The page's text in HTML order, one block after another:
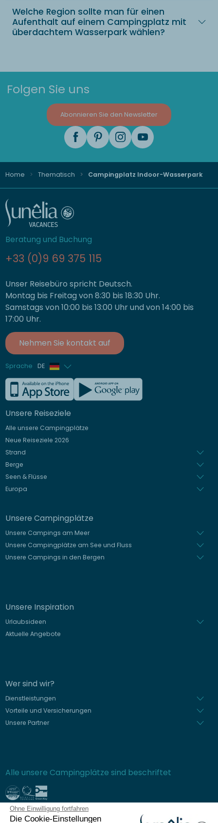
Ohne Einwilligung fortfahren
Die Cookie-Einstellungen
Welche Region sollte man für einen
Aufenthalt auf einem Campingplatz mit
überdachtem Wasserpark wählen?
Folgen Sie uns
Abonnieren Sie den Newsletter
Home Thematisch Campingplatz Indoor-Wasserpark
Beratung und Buchung
+33 (0)9 69 375 115
Unser Reisebüro spricht Deutsch.
Montag bis Freitag von 8:30 bis 18:30 Uhr.
Samstags von 10:00 bis 13:00 Uhr und von 14:00 bis
17:00 Uhr.
Nehmen Sie kontakt auf
Sprache DE
Französisch
Englisch
Italienisch
Spanisch
Unsere Reiseziele
Alle unsere Campingplätze
Neue Reiseziele 2026
Strand
Berge
Seen & Flüsse
Europa
Unsere Campingplätze
Unsere Campings am Meer
Unsere Campingplätze am See und Fluss
Unsere Campings in den Bergen
Unsere Inspiration
Urlaubsideen
Aktuelle Angebote
Wer sind wir?
Dienstleistungen
Vorteile und Versicherungen
Unsere Partner
Alle unsere Campingplätze sind beschriftet
Sichere Bezahlung